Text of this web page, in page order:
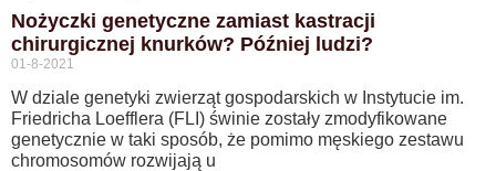
Nożyczki genetyczne zamiast kastracji
chirurgicznej knurków? Później ludzi?
01-8-2021
W dziale genetyki zwierząt gospodarskich w Instytucie im.
Friedricha Loefflera (FLI) świnie zostały zmodyfikowane
genetycznie w taki sposób, że pomimo męskiego zestawu
chromosomów rozwijają u